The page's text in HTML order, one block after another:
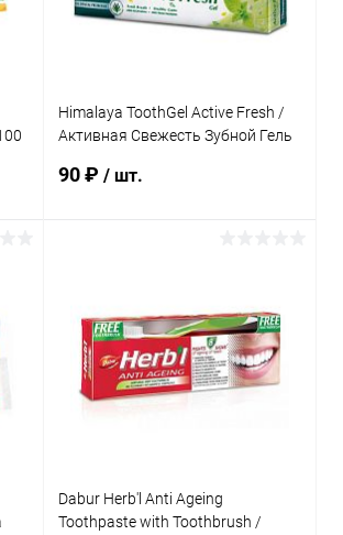
Himalaya ToothGel Active Fresh /
Активная Свежесть Зубной Гель
90 ₽/ шт.
Купить в 1 клик К сравнению
В избранное Под заказ
Dabur Herb'l Anti Ageing
Toothpaste with Toothbrush /